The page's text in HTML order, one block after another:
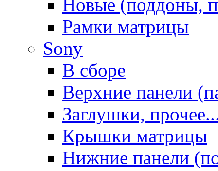
Новые (поддоны,
Рамки матрицы
Sony
В сборе
Верхние панели
Заглушки,
Крышки матрицы
Нижние панели